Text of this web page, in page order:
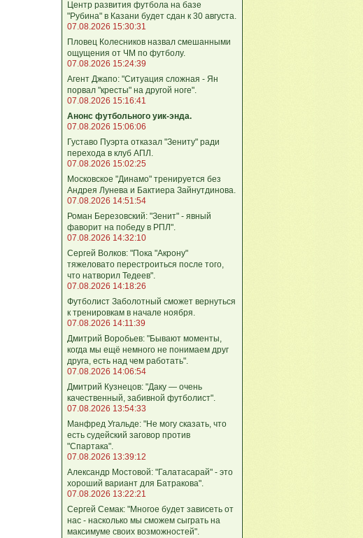
Центр развития футбола на базе
"Рубина" в Казани будет сдан к 30 августа.
07.08.2026 15:30:31
Пловец Колесников назвал смешанными
ощущения от ЧМ по футболу.
07.08.2026 15:24:39
Агент Джапо: "Ситуация сложная - Ян
порвал "кресты" на другой ноге".
07.08.2026 15:16:41
Анонс футбольного уик-энда.
07.08.2026 15:06:06
Густаво Пуэрта отказал "Зениту" ради
перехода в клуб АПЛ.
07.08.2026 15:02:25
Московское "Динамо" тренируется без
Андрея Лунева и Бактиера Зайнутдинова.
07.08.2026 14:51:54
Роман Березовский: "Зенит" - явный
фаворит на победу в РПЛ".
07.08.2026 14:32:10
Сергей Волков: "Пока "Акрону"
тяжеловато перестроиться после того,
что натворил Тедеев".
07.08.2026 14:18:26
Футболист Заболотный сможет вернуться
к тренировкам в начале ноября.
07.08.2026 14:11:39
Дмитрий Воробьев: "Бывают моменты,
когда мы ещё немного не понимаем друг
друга, есть над чем работать".
07.08.2026 14:06:54
Дмитрий Кузнецов: "Даку — очень
качественный, забивной футболист".
07.08.2026 13:54:33
Манфред Угальде: "Не могу сказать, что
есть судейский заговор против
"Спартака".
07.08.2026 13:39:12
Александр Мостовой: "Галатасарай" - это
хороший вариант для Батракова".
07.08.2026 13:22:21
Сергей Семак: "Многое будет зависеть от
нас - насколько мы сможем сыграть на
максимуме своих возможностей".